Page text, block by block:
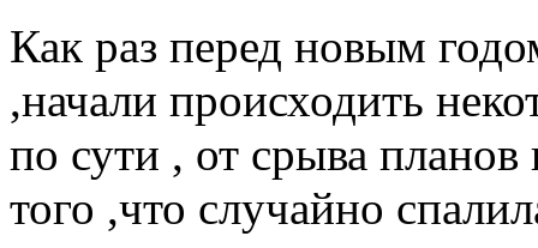
Как раз перед новым
,начали происходить
по сути , от срыва планов
того ,что случайно